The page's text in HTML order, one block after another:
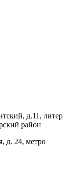
д.11, литер
район
д. 24, метро